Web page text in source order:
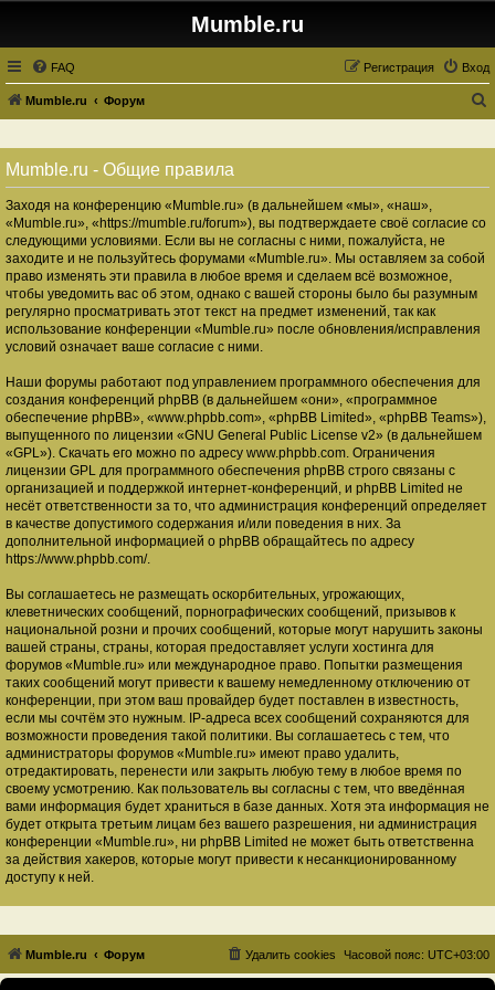
Mumble.ru
FAQ Вход
Регистрация
Mumble.ru Форум
и
Mumble.ru - Общие правила
Заходя на конференцию «Mumble.ru» (в дальнейшем «мы», «наш»,
«Mumble.ru», «https://mumble.ru/forum»), вы подтверждаете своё согласие со
следующими условиями. Если вы не согласны с ними, пожалуйста, не
заходите и не пользуйтесь форумами «Mumble.ru». Мы оставляем за собой
право изменять эти правила в любое время и сделаем всё возможное,
чтобы уведомить вас об этом, однако с вашей стороны было бы разумным
регулярно просматривать этот текст на предмет изменений, так как
использование конференции «Mumble.ru» после обновления/исправления
условий означает ваше согласие с ними.
Наши форумы работают под управлением программного обеспечения для
создания конференций phpBB (в дальнейшем «они», «программное
обеспечение phpBB», «www.phpbb.com», «phpBB Limited», «phpBB Teams»),
выпущенного по лицензии «GNU General Public License v2» (в дальнейшем
«GPL»). Скачать его можно по адресу www.phpbb.com. Ограничения
лицензии GPL для программного обеспечения phpBB строго связаны с
организацией и поддержкой интернет-конференций, и phpBB Limited не
несёт ответственности за то, что администрация конференций определяет
в качестве допустимого содержания и/или поведения в них. За
дополнительной информацией о phpBB обращайтесь по адресу
https://www.phpbb.com/.
Вы соглашаетесь не размещать оскорбительных, угрожающих,
клеветнических сообщений, порнографических сообщений, призывов к
национальной розни и прочих сообщений, которые могут нарушить законы
вашей страны, страны, которая предоставляет услуги хостинга для
форумов «Mumble.ru» или международное право. Попытки размещения
таких сообщений могут привести к вашему немедленному отключению от
конференции, при этом ваш провайдер будет поставлен в известность,
если мы сочтём это нужным. IP-адреса всех сообщений сохраняются для
возможности проведения такой политики. Вы соглашаетесь с тем, что
администраторы форумов «Mumble.ru» имеют право удалить,
отредактировать, перенести или закрыть любую тему в любое время по
своему усмотрению. Как пользователь вы согласны с тем, что введённая
вами информация будет храниться в базе данных. Хотя эта информация не
будет открыта третьим лицам без вашего разрешения, ни администрация
конференции «Mumble.ru», ни phpBB Limited не может быть ответственна
за действия хакеров, которые могут привести к несанкционированному
доступу к ней.
Mumble.ru Форум Часовой пояс: UTC+03:00
Удалить cookies